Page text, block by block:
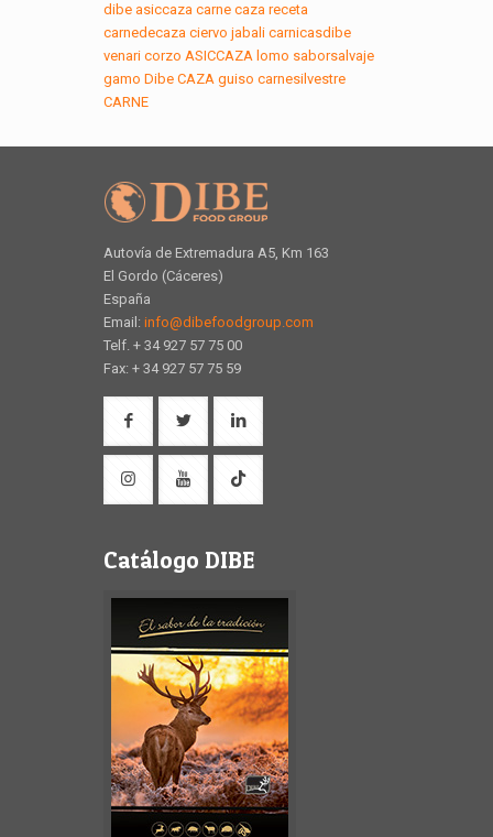
dibe asiccaza carne caza receta
carnedecaza ciervo jabali carnicasdibe
venari corzo ASICCAZA lomo saborsalvaje
gamo Dibe CAZA guiso carnesilvestre
CARNE
Autovía de Extremadura A5, Km 163
El Gordo (Cáceres)
España
Email: info@dibefoodgroup.com
Telf. + 34 927 57 75 00
Fax: + 34 927 57 75 59
Catálogo DIBE